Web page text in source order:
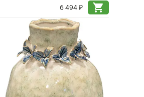
6 494 ₽
shopping_cart